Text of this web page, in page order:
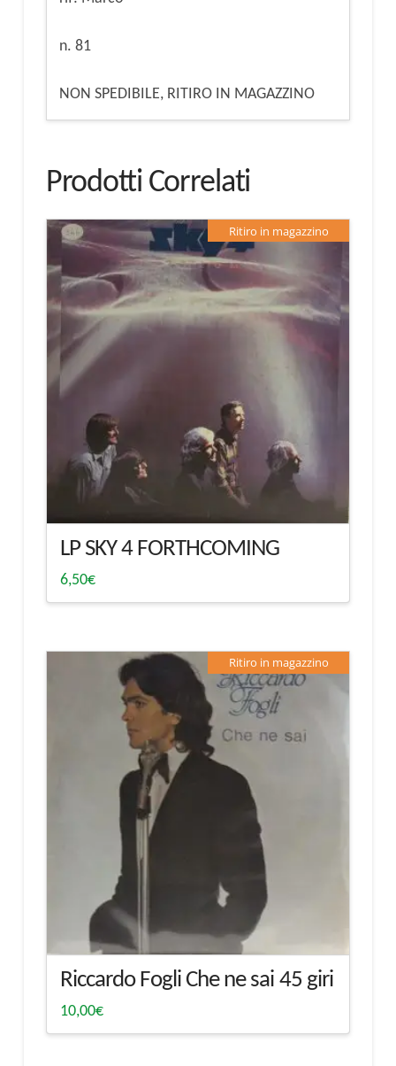
n. 81
NON SPEDIBILE, RITIRO IN MAGAZZINO
Prodotti Correlati
Ritiro in magazzino
LP SKY 4 FORTHCOMING
6,50€
Ritiro in magazzino
Riccardo Fogli Che ne sai 45 giri
10,00€